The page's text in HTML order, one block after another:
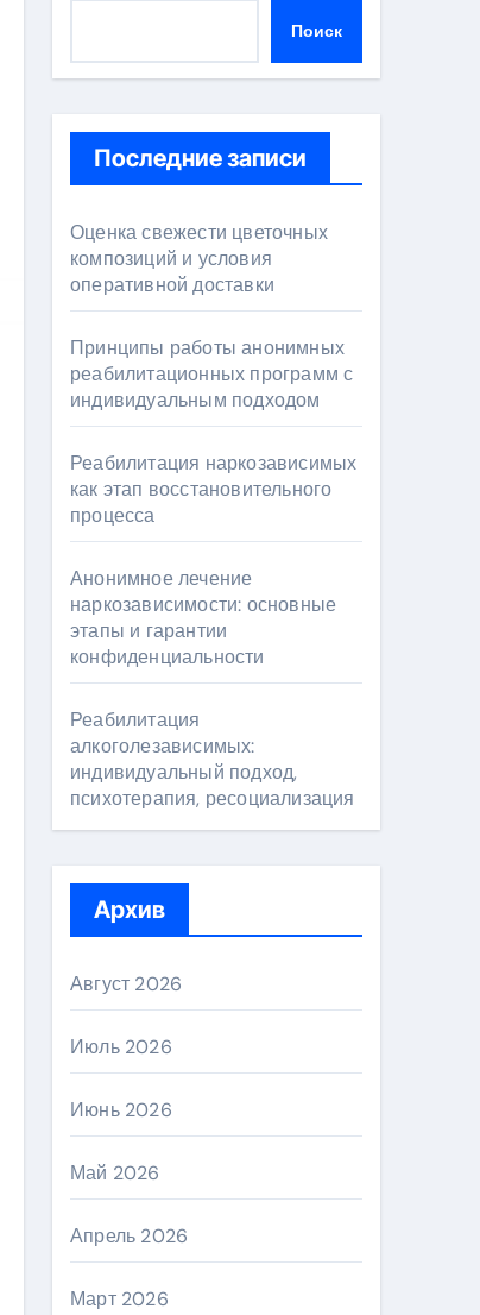
Поиск
Последние записи
Оценка свежести цветочных
композиций и условия
оперативной доставки
Принципы работы анонимных
реабилитационных программ с
индивидуальным подходом
Реабилитация наркозависимых
как этап восстановительного
процесса
Анонимное лечение
наркозависимости: основные
этапы и гарантии
конфиденциальности
Реабилитация
алкоголезависимых:
индивидуальный подход,
психотерапия, ресоциализация
Архив
Август 2026
Июль 2026
Июнь 2026
Май 2026
Апрель 2026
Март 2026